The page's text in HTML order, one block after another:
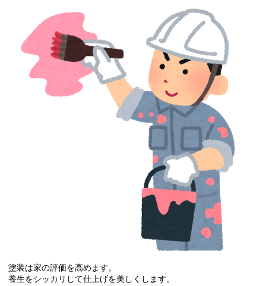
塗装は家の評価を高めます。
養生をシッカリして仕上げを美しくします。